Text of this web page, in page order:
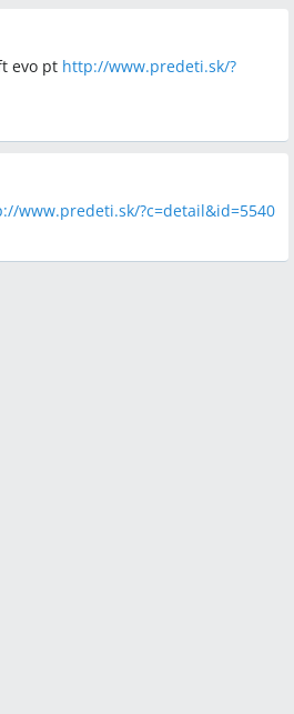
evo pt http://www.predeti.sk/?
www.predeti.sk/?c=detail&id=5540